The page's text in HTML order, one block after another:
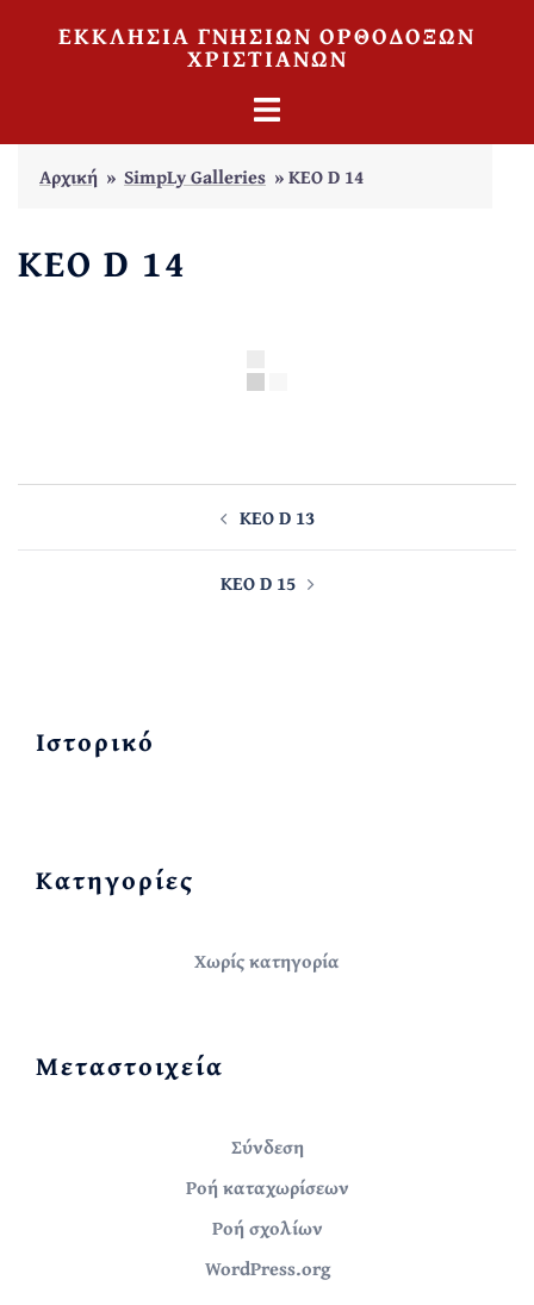
ΕΚΚΛΗΣΙΑ ΓΝΗΣΙΩΝ ΟΡΘΟΔΟΞΩΝ
ΧΡΙΣΤΙΑΝΩΝ
TOGGLE
MENU
Αρχική » SimpLy Galleries »KEO D 14
KEO D 14
Post KEO D 13
KEO D 15
Ιστορικό
Kατηγορίες
Χωρίς κατηγορία
Μεταστοιχεία
Σύνδεση
Ροή καταχωρίσεων
Ροή σχολίων
WordPress.org